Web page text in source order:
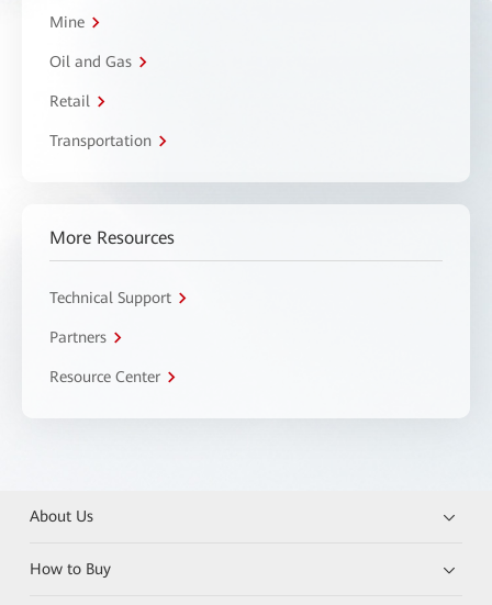
Mine
Oil and Gas
Retail
Transportation
More Resources
Technical Support
Partners
Resource Center
About Us
How to Buy